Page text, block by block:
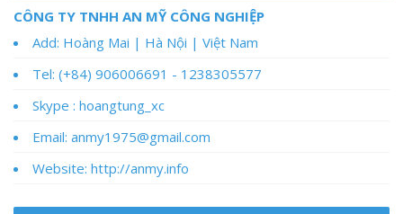
CÔNG TY TNHH AN MỸ CÔNG NGHIỆP
Add: Hoàng Mai | Hà Nội | Việt Nam
Tel: (+84) 906006691 - 1238305577
Skype : hoangtung_xc
Email: anmy1975@gmail.com
Website: http://anmy.info